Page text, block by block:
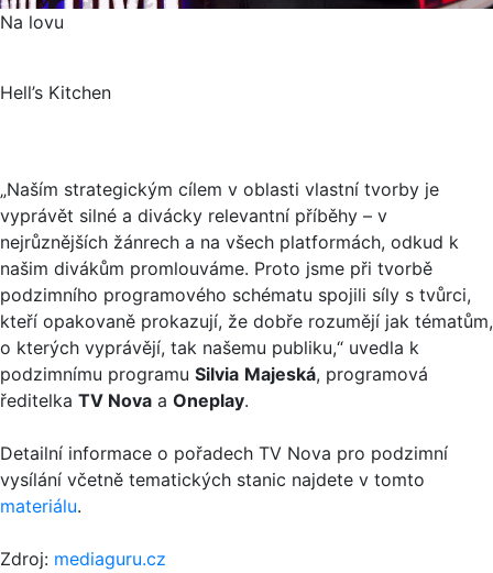
Na lovu
Hell’s Kitchen
„Naším strategickým cílem v oblasti vlastní tvorby je
vyprávět silné a divácky relevantní příběhy – v
nejrůznějších žánrech a na všech platformách, odkud k
našim divákům promlouváme. Proto jsme při tvorbě
podzimního programového schématu spojili síly s tvůrci,
kteří opakovaně prokazují, že dobře rozumějí jak tématům,
o kterých vyprávějí, tak našemu publiku,“ uvedla k
podzimnímu programu Silvia Majeská, programová
ředitelka TV Nova a Oneplay.
Detailní informace o pořadech TV Nova pro podzimní
vysílání včetně tematických stanic najdete v tomto
materiálu.
Zdroj: mediaguru.cz